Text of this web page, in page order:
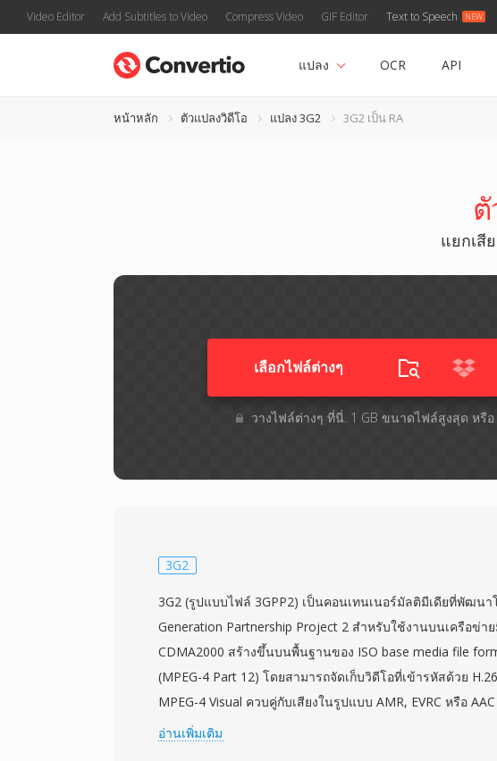
Video Editor Add Subtitles to Video Compress Video GIF Editor Text to Speech
แปลง OCR API
หน้าหลัก ตัวแปลงวิดีโอ แปลง 3G2 3G2 เป็น RA
แยกเสี
เลือกไฟล์ต่างๆ​
วางไฟล์ต่างๆ​ ที่นี่. 1 GB ขนาดไฟล์สูงสุด หรือ
3G2
3G2 (รูปแบบไฟล์ 3GPP2) เป็นคอนเทนเนอร์มัลติมีเดียที่พัฒนา
Generation Partnership Project 2 สำหรับใช้งานบนเครือข่า
CDMA2000 สร้างขึ้นบนพื้นฐานของ ISO base media file
(MPEG-4 Part 12) โดยสามารถจัดเก็บวิดีโอที่เข้ารหัสด้วย
MPEG-4 Visual ควบคู่กับเสียงในรูปแบบ AMR, EVRC หรือ
กำหนดนี้เผยแพร่ครั้งแรกในเดือนธันวาคม 2003 เพื่อเป็นมาตรฐ
อ่านเพิ่มเติม